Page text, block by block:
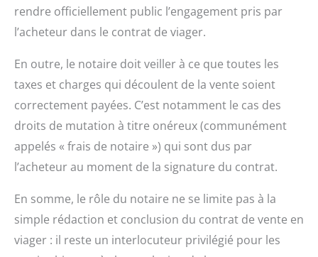
rendre officiellement public l’engagement pris par
l’acheteur dans le contrat de viager.
En outre, le notaire doit veiller à ce que toutes les
taxes et charges qui découlent de la vente soient
correctement payées. C’est notamment le cas des
droits de mutation à titre onéreux (communément
appelés « frais de notaire ») qui sont dus par
l’acheteur au moment de la signature du contrat.
En somme, le rôle du notaire ne se limite pas à la
simple rédaction et conclusion du contrat de vente en
viager : il reste un interlocuteur privilégié pour les